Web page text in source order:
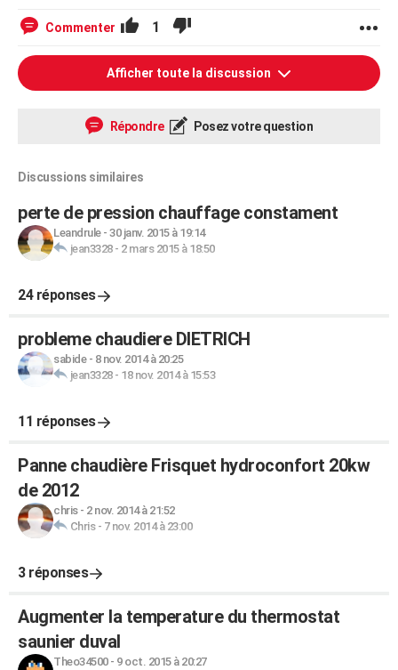
Commenter 1
Afficher toute la discussion
Répondre Posez votre question
Discussions similaires
perte de pression chauffage constament
Leandrule- 30 janv. 2015 à 19:14
jean3328- 2 mars 2015 à 18:50
24 réponses
probleme chaudiere DIETRICH
sabide- 8 nov. 2014 à 20:25
jean3328- 18 nov. 2014 à 15:53
11 réponses
Panne chaudière Frisquet hydroconfort 20kw
de 2012
chris- 2 nov. 2014 à 21:52
Chris- 7 nov. 2014 à 23:00
3 réponses
Augmenter la temperature du thermostat
saunier duval
Theo34500- 9 oct. 2015 à 20:27